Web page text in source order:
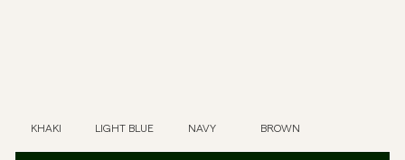
T-shirty
KHAKI LIGHT BLUE NAVY BROWN